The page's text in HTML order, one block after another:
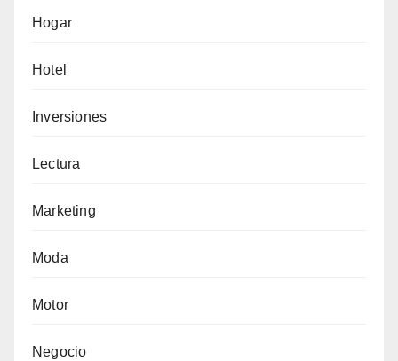
Hogar
Hotel
Inversiones
Lectura
Marketing
Moda
Motor
Negocio